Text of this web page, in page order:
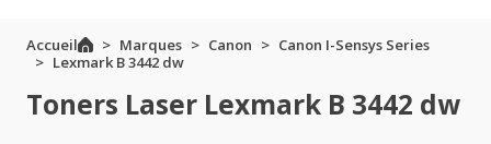
Accueil Marques Canon
Canon I-Sensys Series
Lexmark B 3442 dw
Toners Laser Lexmark B 3442 dw